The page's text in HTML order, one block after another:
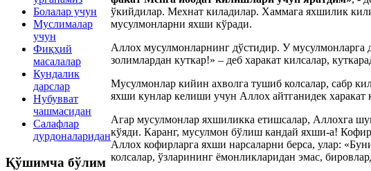
Болалар учун
Муслималар
учун
Фиқҳий
масалалар
Кундалик
дарслар
Нубувват
чашмасидан
Салафлар
дурдоналаридан
Қўшимча бўлим
ўкийдилар. Мехнат киладилар. Хаммага яхшилик
мусулмонларни яхши кўради.
Аллох мусулмонларнинг дўстидир. У мусулмонларга
золимлардан куткар!» – деб харакат килсалар,
Мусулмонлар кийин ахволга тушиб колсалар, сабр
яхши кунлар келиши учун Аллох айтганидек
Агар мусулмонлар яхшиликка етишсалар, Аллохга
кўяди. Каранг, мусулмон бўлиш кандай яхши-а!
Аллох кофирларга яхши нарсаларни берса, улар:
колсалар, ўзларининг ёмонликларидан эмас,